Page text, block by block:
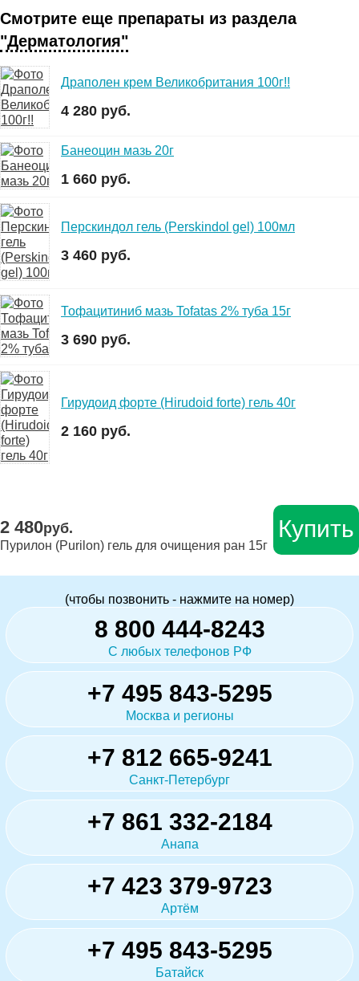
Смотрите еще препараты из раздела
"Дерматология"
Драполен крем Великобритания 100г!!
4 280 руб.
Банеоцин мазь 20г
1 660 руб.
Перскиндол гель (Perskindol gel) 100мл
3 460 руб.
Тофацитиниб мазь Tofatas 2% туба 15г
3 690 руб.
Гирудоид форте (Hirudoid forte) гель 40г
2 160 руб.
2 480руб.
Пурилон (Purilon) гель для очищения ран 15г
Купить
(чтобы позвонить - нажмите на номер)
8 800 444-8243
С любых телефонов РФ
+7 495 843-5295
Москва и регионы
+7 812 665-9241
Санкт-Петербург
+7 861 332-2184
Анапа
+7 423 379-9723
Артём
+7 495 843-5295
Батайск